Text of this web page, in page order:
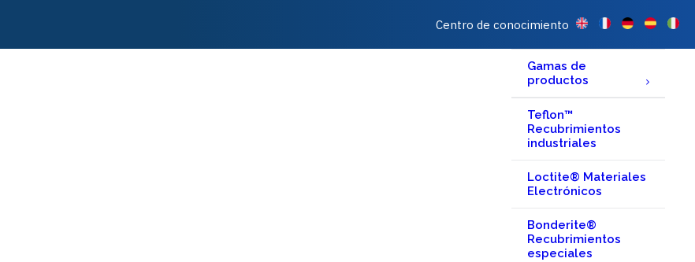
Centro de conocimiento
Gamas de
productos
Teflon™
Recubrimientos
industriales
Loctite® Materiales
Electrónicos
Bonderite®
Recubrimientos
especiales